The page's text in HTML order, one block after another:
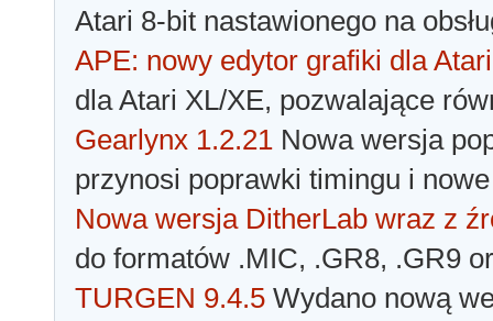
Atari 8-bit nastawionego na
APE: nowy edytor grafiki dla Atari
dla Atari XL/XE, pozwalające
Gearlynx 1.2.21 Nowa wersja
przynosi poprawki timingu i
Nowa wersja DitherLab wraz z
do formatów .MIC, .GR8, .GR9
TURGEN 9.4.5 Wydano nową